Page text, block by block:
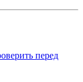
перед